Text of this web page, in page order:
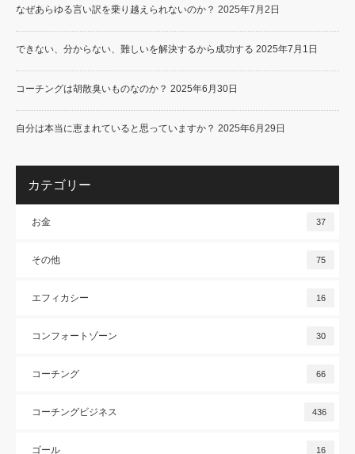
なぜあらゆる言い訳を乗り越えられないのか？ 2025年7月2日
できない、分からない、難しいを解決するから成功する 2025年7月1日
コーチングは胡散臭いものなのか？ 2025年6月30日
自分は本当に恵まれていると思っていますか？ 2025年6月29日
カテゴリー
お金 37
その他 75
エフィカシー 16
コンフォートゾーン 30
コーチング 66
コーチングビジネス 436
ゴール 16